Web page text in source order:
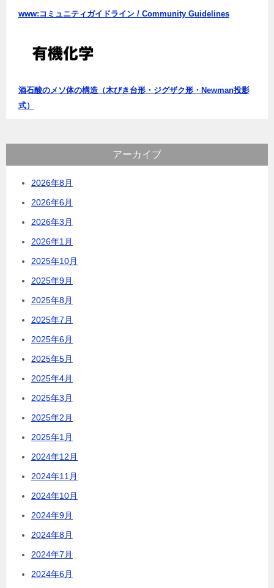
www:コミュニティガイドライン / Community Guidelines
酒石酸のメソ体の構造（木びき台形・ジグザク形・Newman投影
式）
アーカイブ
2026年8月
2026年6月
2026年3月
2026年1月
2025年10月
2025年9月
2025年8月
2025年7月
2025年6月
2025年5月
2025年4月
2025年3月
2025年2月
2025年1月
2024年12月
2024年11月
2024年10月
2024年9月
2024年8月
2024年7月
2024年6月